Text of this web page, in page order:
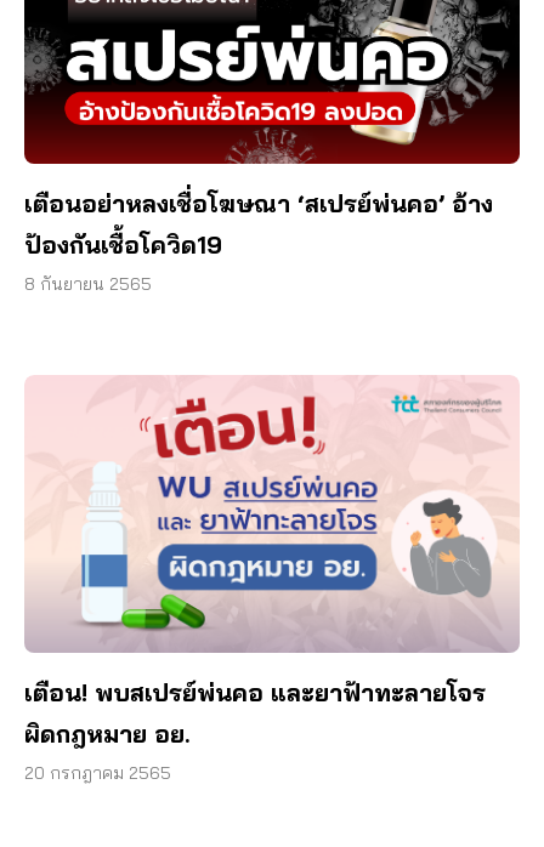
เตือนอย่าหลงเชื่อโฆษณา ‘สเปรย์พ่นคอ’ อ้าง
ป้องกันเชื้อโควิด19
8 กันยายน 2565
เตือน! พบสเปรย์พ่นคอ และยาฟ้าทะลายโจร
ผิดกฎหมาย อย.
20 กรกฎาคม 2565